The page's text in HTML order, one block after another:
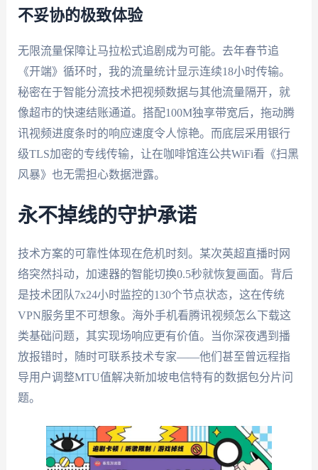
不妥协的极致体验
无限流量保障让马拉松式追剧成为可能。去年春节追
《开端》循环时，我的流量统计显示连续18小时传输。
秘密在于智能分流技术把视频数据与其他流量隔开，就
像超市的快速结账通道。搭配100M独享带宽后，拖动腾
讯视频进度条时的响应速度令人惊艳。而底层采用银行
级TLS加密的专线传输，让在咖啡馆连公共WiFi看《扫黑
风暴》也无需担心数据泄露。
永不掉线的守护承诺
技术方案的可靠性体现在危机时刻。某次英超直播时网
络突然抖动，加速器的智能切换0.5秒就恢复画面。背后
是技术团队7x24小时监控的130个节点状态，这在传统
VPN服务里不可想象。海外手机看腾讯视频怎么下载这
类基础问题，其实现场响应更有价值。当你深夜遇到播
放报错时，随时可联系技术专家——他们甚至曾远程指
导用户调整MTU值解决新加坡电信特有的数据包分片问
题。